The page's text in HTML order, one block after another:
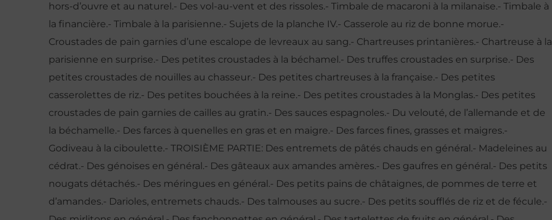
hors-d’ouvre et au naturel.- Des vol-au-vent et des rissoles.- Timbale de macaroni à la milanaise.- Timbale à
la financière.- Timbale à la parisienne.- Sujets de la planche IV.- Casserole au riz de bonne morue.-
Croustades de pain garnies d’une escalope de levreaux au sang.- Chartreuses printanières.- Chartreuse à la
parisienne en surprise.- Des petites croustades à la béchamel.- Des truffes croustades en surprise.- Des
petites croustades de nouilles au chasseur.- Des petites chartreuses à la française.- Des petites
casserolettes de riz.- Des petites bouchées à la reine.- Des petites croustades à la Monglas.- Des petites
croustades de pain garnies de cailles au gratin.- Des sauces espagnoles.- Du velouté, de l’allemande et de
la béchamelle.- Des farces à quenelles en gras et en maigre.- Des farces fines, grasses et maigres.-
Godiveau à la ciboulette.- TROISIÈME PARTIE: Des entremets de pâtés chauds en général.- Madeleines au
cédrat.- Des génoises en général.- Des gâteaux aux amandes amères.- Des gaufres en général.- Des petits
nougats détachés.- Des méringues en général.- Des petits pains de châtaignes, de pommes de terre et
d’amandes.- Darioles, entremets chauds.- Des talmouses au sucre.- Des petits soufflés de riz et de fécule.-